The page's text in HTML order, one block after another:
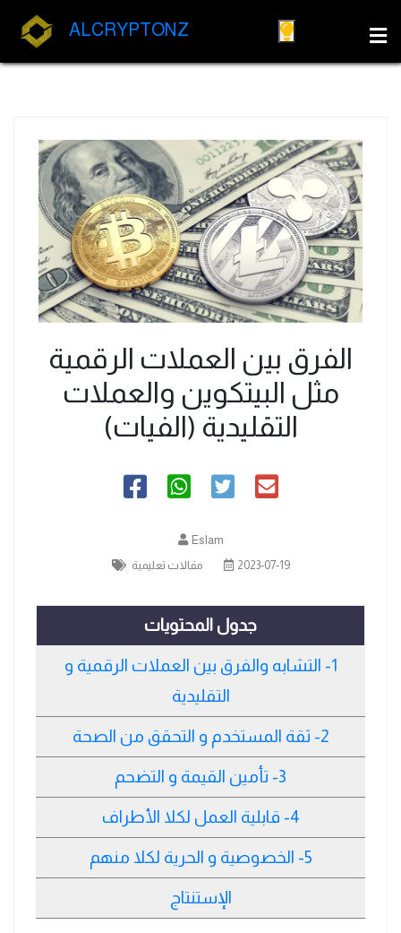
ALCRYPTONZ
الفرق بين العملات الرقمية
مثل البيتكوين والعملات
التقليدية (الفيات)
Eslam
2023-07-19
مقالات تعليمية
جدول المحتويات
1- التشابه والفرق بين العملات الرقمية و
التقليدية
2- ثقة المستخدم و التحقق من الصحة
3- تأمين القيمة و التضحم
4- قابلية العمل لكلا الأطراف
5- الخصوصية و الحرية لكلا منهم
الإستنتاج